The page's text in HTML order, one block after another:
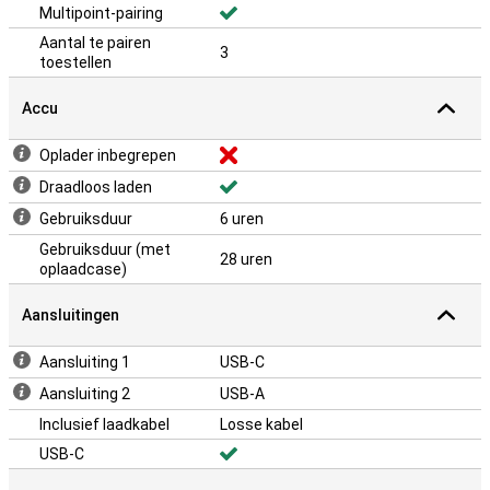
Multipoint-pairing
Aantal te pairen
toestellen
3
Accu
Oplader inbegrepen
Draadloos laden
Gebruiksduur
6 uren
Gebruiksduur (met
oplaadcase)
28 uren
Aansluitingen
Aansluiting 1
USB-C
Aansluiting 2
USB-A
Inclusief laadkabel
Losse kabel
USB-C